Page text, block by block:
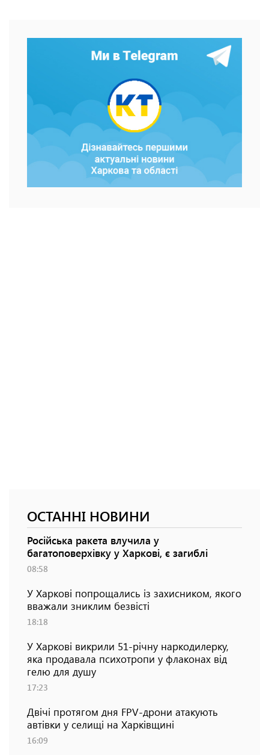
ОСТАННІ НОВИНИ
Російська ракета влучила у
багатоповерхівку у Харкові, є загиблі
08:58
У Харкові попрощались із захисником, якого
вважали зниклим безвісті
18:18
У Харкові викрили 51-річну наркодилерку,
яка продавала психотропи у флаконах від
гелю для душу
17:23
Двічі протягом дня FPV-дрони атакують
автівки у селищі на Харківщині
16:09